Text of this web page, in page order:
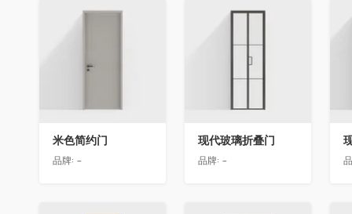
收藏
米色简约门
品牌: -
收藏
现代玻璃折叠门
品牌: -